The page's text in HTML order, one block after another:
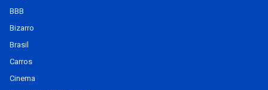
BBB
Bizarro
Brasil
Carros
Cinema